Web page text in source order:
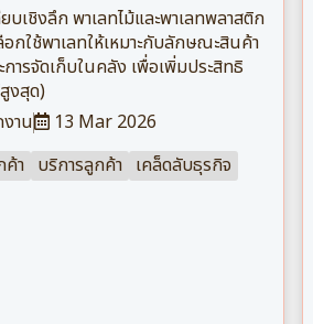
บเชิงลึก พาเลทไม้และพาเลทพลาสติก
กใช้พาเลทให้เหมาะกับลักษณะสินค้า
ารจัดเก็บในคลัง เพื่อเพิ่มประสิทธิ
งสุด)
าน
13 Mar 2026
ค้า บริการลูกค้า เคล็ดลับธุรกิจ